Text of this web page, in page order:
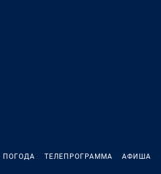
ПОГОДА ТЕЛЕПРОГРАММА АФИША